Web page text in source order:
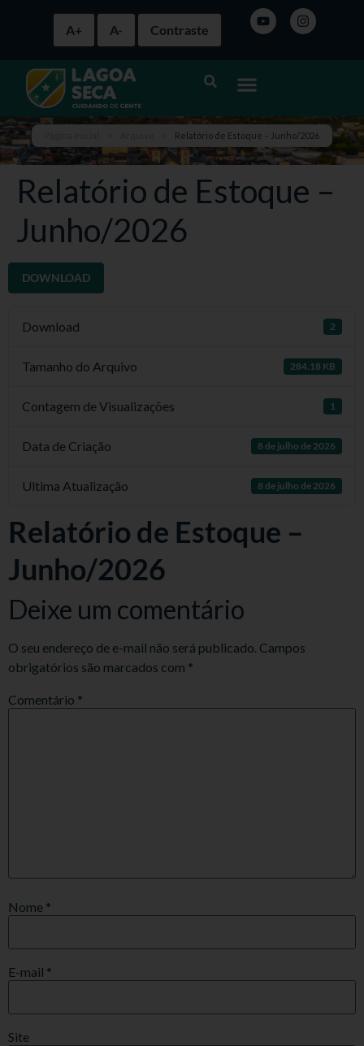
A+ A- Contraste
Relatório de Estoque – Junho/2026
Relatório de Estoque –
Junho/2026
DOWNLOAD
Download 2
Tamanho do Arquivo 284.18 KB
Contagem de Visualizações 1
Data de Criação 8 de julho de 2026
Ultima Atualização 8 de julho de 2026
Relatório de Estoque –
Junho/2026
Deixe um comentário
O seu endereço de e-mail não será publicado. Campos
obrigatórios são marcados com *
Comentário *
Nome *
E-mail *
Site